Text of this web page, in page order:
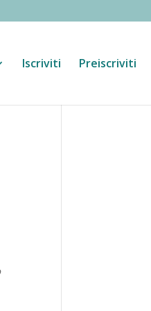
Iscriviti Preiscriviti